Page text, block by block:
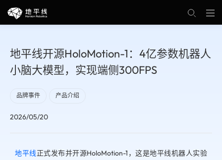
地平线开源HoloMotion-1：4亿参数机器人
小脑大模型，实现端侧300FPS
2026/05/20
品牌事件 产品介绍
地平线正式发布并开源HoloMotion-1，这是地平线机器人实验